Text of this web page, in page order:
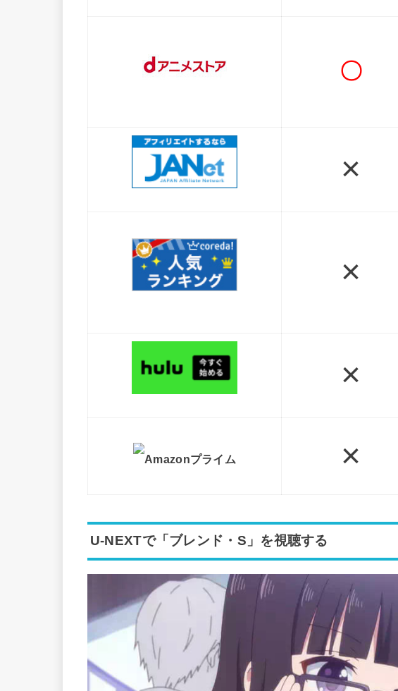
〇
×
×
×
Amazonプライム ×
U-NEXTで「ブレンド・S」を視聴する